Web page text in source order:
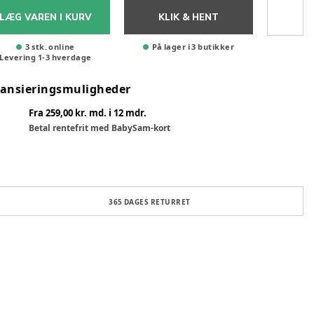
LÆG VAREN I KURV
3 stk. online
Levering 1-3 hverdage
KLIK & HENT
På lager i 3 butikker
Fra 259,00 kr. md. i 12 mdr.
Betal rentefrit med BabySam-kort
365 DAGES RETURRET